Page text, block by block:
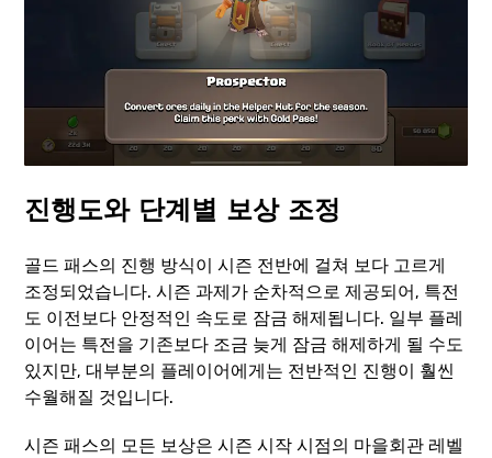
진행도와 단계별 보상 조정
골드 패스의 진행 방식이 시즌 전반에 걸쳐 보다 고르게
조정되었습니다. 시즌 과제가 순차적으로 제공되어, 특전
도 이전보다 안정적인 속도로 잠금 해제됩니다. 일부 플레
이어는 특전을 기존보다 조금 늦게 잠금 해제하게 될 수도
있지만, 대부분의 플레이어에게는 전반적인 진행이 훨씬
수월해질 것입니다.
시즌 패스의 모든 보상은 시즌 시작 시점의 마을회관 레벨